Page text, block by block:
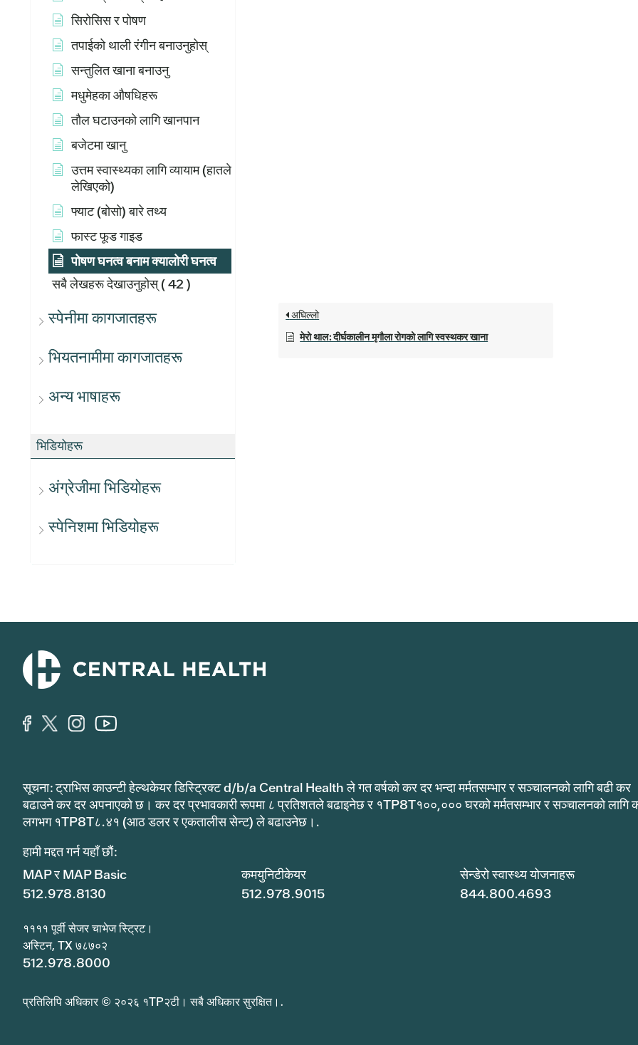
सिरोसिस र पोषण
तपाईको थाली रंगीन बनाउनुहोस्
सन्तुलित खाना बनाउनु
मधुमेहका औषधिहरू
तौल घटाउनको लागि खानपान
बजेटमा खानु
उत्तम स्वास्थ्यका लागि व्यायाम (हातले
लेखिएको)
फ्याट (बोसो) बारे तथ्य
फास्ट फूड गाइड
पोषण घनत्व बनाम क्यालोरी घनत्व
सबै लेखहरू देखाउनुहोस्( 42 )
स्पेनीमा कागजातहरू
भियतनामीमा कागजातहरू
अन्य भाषाहरू
भिडियोहरू
अंग्रेजीमा भिडियोहरू
स्पेनिशमा भिडियोहरू
अघिल्लो
मेरो थाल: दीर्घकालीन मृगौला रोगको लागि स्वस्थकर खाना
सूचना: ट्राभिस काउन्टी हेल्थकेयर डिस्ट्रिक्ट d/b/a Central Health ले गत वर्षको कर दर भन्दा मर्मतसम्भार र सञ्चालनको लागि बढी कर
बढाउने कर दर अपनाएको छ। कर दर प्रभावकारी रूपमा ८ प्रतिशतले बढाइनेछ र १TP8T१००,००० घरको मर्मतसम्भार र सञ्चालनको लागि
लगभग १TP8T८.४१ (आठ डलर र एकतालीस सेन्ट) ले बढाउनेछ।.
हामी मद्दत गर्न यहाँ छौं:
MAP र MAP Basic
512.978.8130
कमयुनिटीकेयर
512.978.9015
सेन्डेरो स्वास्थ्य योजनाहरू
844.800.4693
११११ पूर्वी सेजर चाभेज स्ट्रिट।
अस्टिन, TX ७८७०२
512.978.8000
प्रतिलिपि अधिकार © २०२६ १TP२टी। सबै अधिकार सुरक्षित।.